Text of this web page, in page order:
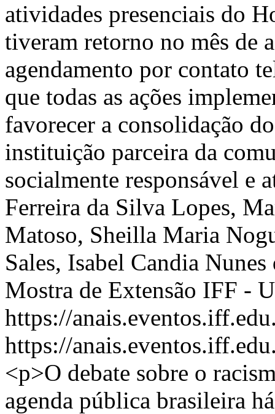
atividades presenciais do
tiveram retorno no mês de
agendamento por contato
que todas as ações
favorecer a consolidação
instituição parceira da
socialmente responsável e
Ferreira da Silva Lopes,
Matoso, Sheilla Maria
Sales, Isabel Candia Nunes
Mostra de Extensão IFF -
https://
https://
<p>O debate sobre o
agenda pública brasileira